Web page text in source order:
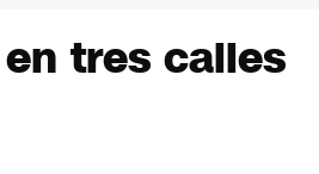
tres calles